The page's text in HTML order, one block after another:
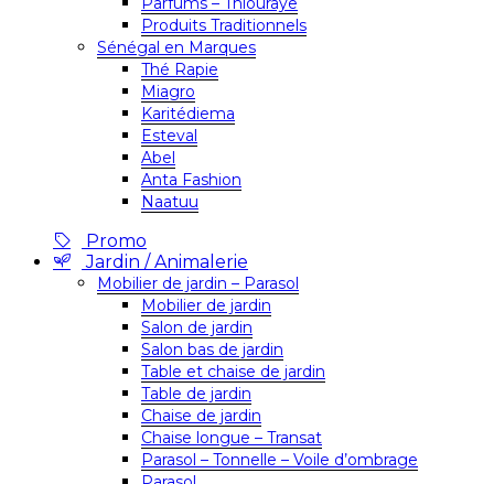
Produits Traditionnels
Sénégal en Marques
Thé Rapie
Miagro
Karitédiema
Esteval
Abel
Anta Fashion
Naatuu
Promo
Jardin / Animalerie
Mobilier de jardin – Parasol
Mobilier de jardin
Salon de jardin
Salon bas de jardin
Table et chaise de jardin
Table de jardin
Chaise de jardin
Chaise longue – Transat
Parasol – Tonnelle – Voile d’ombrage